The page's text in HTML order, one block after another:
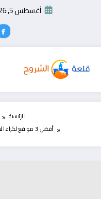
أغسطس 5, 2026
الرئيسية
أفضل 3 مواقع لكراء الشقق في اسبانيا للطلبة و الموظفين